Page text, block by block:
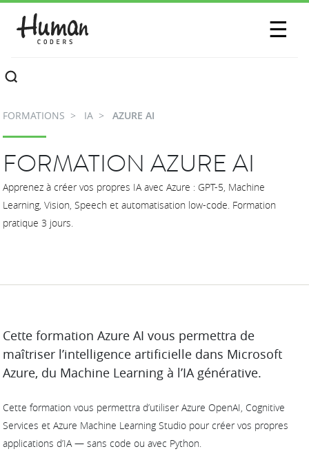
☰
CONTACTEZ-NOUS
FORMATIONS IA AZURE AI
FORMATION AZURE AI
Apprenez à créer vos propres IA avec Azure : GPT-5, Machine
Learning, Vision, Speech et automatisation low-code. Formation
pratique 3 jours.
DESCRIPTION
Cette formation Azure AI vous permettra de
maîtriser l’intelligence artificielle dans Microsoft
Azure, du Machine Learning à l’IA générative.
Cette formation vous permettra d’utiliser Azure OpenAI, Cognitive
Services et Azure Machine Learning Studio pour créer vos propres
applications d’IA — sans code ou avec Python.